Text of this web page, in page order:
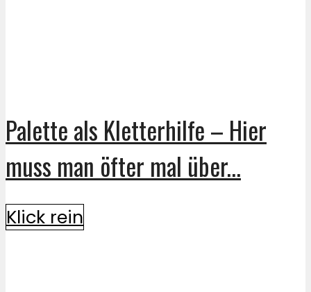
Palette als Kletterhilfe – Hier
muss man öfter mal über...
Klick rein